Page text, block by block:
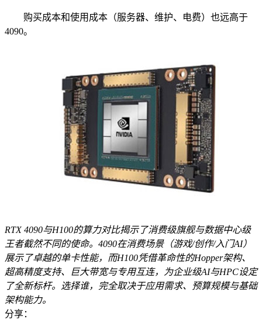
购买成本和使用成本（服务器、维护、电费）也远高于
4090。
RTX 4090与H100的算力对比揭示了消费级旗舰与数据中心级
王者截然不同的使命。4090在消费场景（游戏/创作/入门AI）
展示了卓越的单卡性能，而H100凭借革命性的Hopper架构、
超高精度支持、巨大带宽与专用互连，为企业级AI与HPC设定
了全新标杆。选择谁，完全取决于应用需求、预算规模与基础
架构能力。
分享：